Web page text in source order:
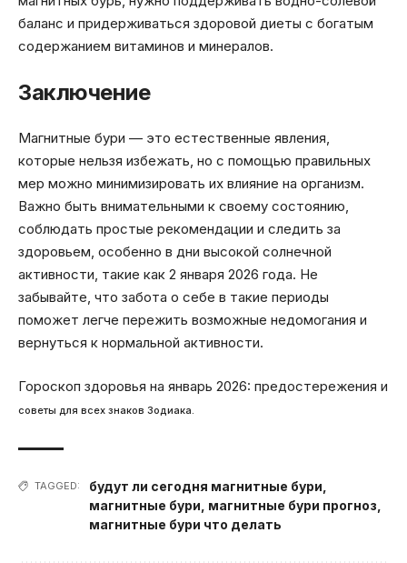
баланс и придерживаться здоровой диеты с богатым
содержанием витаминов и минералов.
Заключение
Магнитные бури — это естественные явления,
которые нельзя избежать, но с помощью правильных
мер можно минимизировать их влияние на организм.
Важно быть внимательными к своему состоянию,
соблюдать простые рекомендации и следить за
здоровьем, особенно в дни высокой солнечной
активности, такие как 2 января 2026 года. Не
забывайте, что забота о себе в такие периоды
поможет легче пережить возможные недомогания и
вернуться к нормальной активности.
Гороскоп здоровья на январь 2026: предостережения и
советы для всех знаков Зодиака.
TAGGED: будут ли сегодня магнитные бури
магнитные бури магнитные бури прогноз
магнитные бури что делать